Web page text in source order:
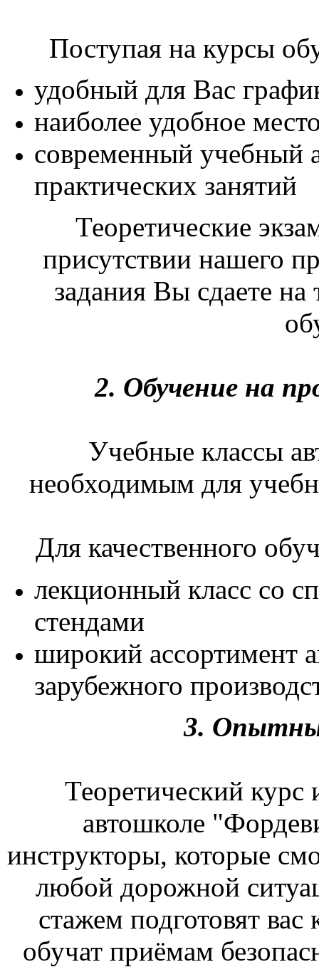
Поступая на курсы
удобный для Вас
наиболее удобное
современный учебный
практических занятий
Теоретические
присутствии нашего
задания Вы сдаете
2. Обучение на
Учебные классы
необходимым для
Для качественного
лекционный класс со
стендами
широкий ассортимент
зарубежного
3.
Теоретический курс
автошколе
инструкторы, которые
любой дорожной
стажем подготовят
обучат приёмам